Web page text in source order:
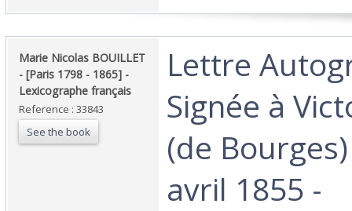
‎Marie Nicolas BOUILLET
- [Paris 1798 - 1865] -
Lexicographe français‎
Reference : 33843
See the book
‎Lettre
Signée à
(de
avril 1855 -‎